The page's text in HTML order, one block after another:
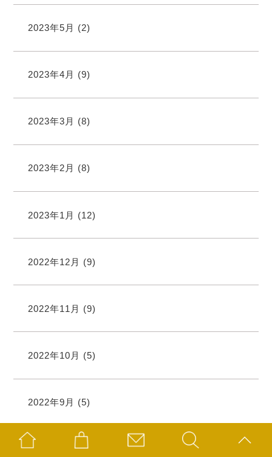
2023年5月 (2)
2023年4月 (9)
2023年3月 (8)
2023年2月 (8)
2023年1月 (12)
2022年12月 (9)
2022年11月 (9)
2022年10月 (5)
2022年9月 (5)
2022年8月(7)